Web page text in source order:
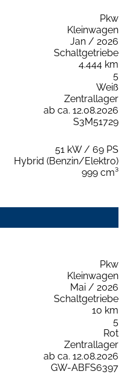
Pkw
Kleinwagen
Jan / 2026
Schaltgetriebe
4.444 km
5
Weiß
Zentrallager
ab ca. 12.08.2026
S3M51729
51 kW / 69 PS
Hybrid (Benzin/Elektro)
999 cm³
Pkw
Kleinwagen
Mai / 2026
Schaltgetriebe
10 km
5
Rot
Zentrallager
ab ca. 12.08.2026
GW-ABFS6397